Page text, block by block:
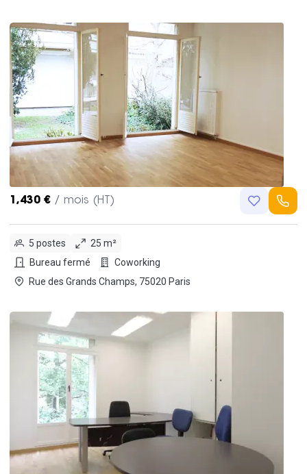
1,430 € / mois (HT)
5 postes
25 m²
Bureau fermé
Coworking
Rue des Grands Champs, 75020 Paris